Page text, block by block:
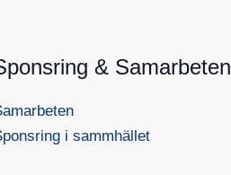
& Samarbeten
i sammhället